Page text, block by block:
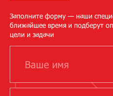
Заполните форму — наши
ближайшее время и подберут
цели и задачи